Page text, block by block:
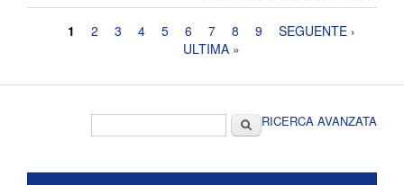
Pagine
1 2 3 4 5 6 7 8 9
SEGUENTE ›
ULTIMA »
CercaRICERCA AVANZATA